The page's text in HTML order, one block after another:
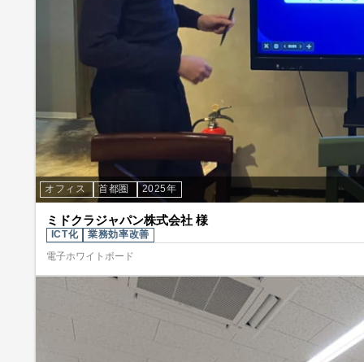
オフィス 首都圏 2025年
ミドクラジャパン株式会社 様
ICT化
業務効率改善
電子ホワイトボード